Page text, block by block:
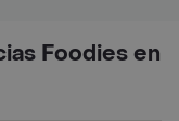
Foodies en